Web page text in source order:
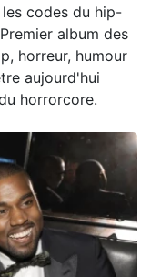
codes du hip-
album des
horreur, humour
aujourd'hui
horrorcore.